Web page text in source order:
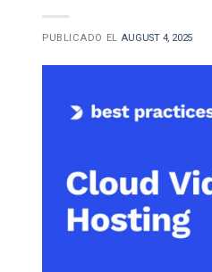
PUBLICADO EL AUGUST 4, 2025